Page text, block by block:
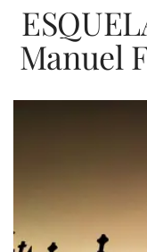
Manuel